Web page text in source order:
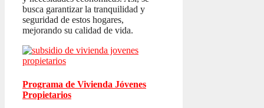
busca garantizar la tranquilidad y
seguridad de estos hogares,
mejorando su calidad de vida.
Programa de Vivienda Jóvenes
Propietarios